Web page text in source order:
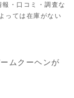
・口コミ・調査な
っては在庫がない
ームクーヘンが